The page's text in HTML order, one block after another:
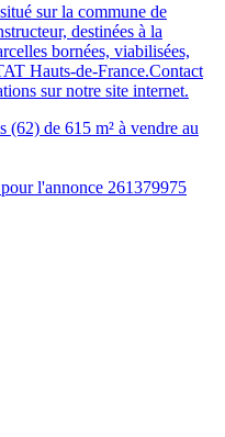
sur la commune de
destinées à la
bornées, viabilisées,
Hauts-de-France.Contact
sur notre site internet.